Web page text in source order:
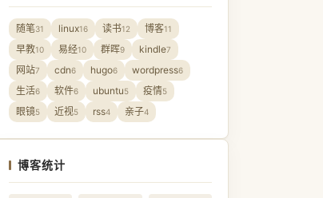
随笔31 linux16 读书12 博客11
早教10 易经10 群晖9 kindle7
网站7 cdn6 hugo6 wordpress6
生活6 软件6 ubuntu5 疫情5
眼镜5 近视5 rss4 亲子4
博客统计